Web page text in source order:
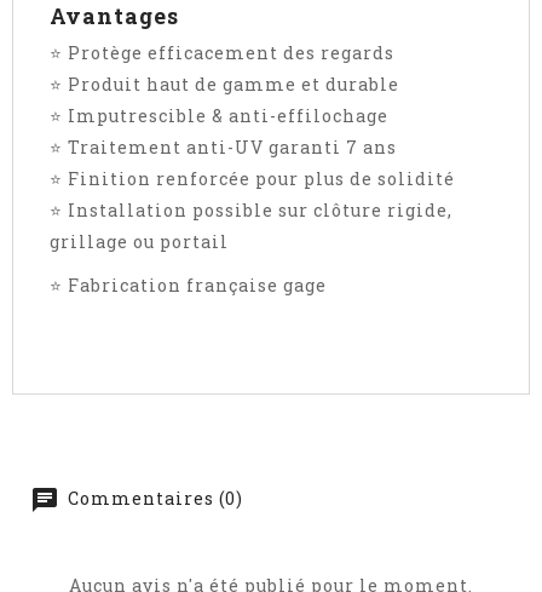
Avantages
⭐ Protège efficacement des regards
⭐ Produit haut de gamme et durable
⭐ Imputrescible & anti-effilochage
⭐ Traitement anti-UV garanti 7 ans
⭐ Finition renforcée pour plus de solidité
⭐ Installation possible sur clôture rigide,
grillage ou portail
⭐ Fabrication française gage
Commentaires (0)
Aucun avis n'a été publié pour le moment.